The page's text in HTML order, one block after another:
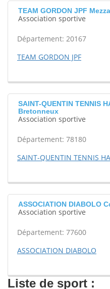
TEAM GORDON JPF
Association sportive
Département: 20167
TEAM GORDON JPF
SAINT-QUENTIN TENNIS
Bretonneux
Association sportive
Département: 78180
SAINT-QUENTIN TENNIS
ASSOCIATION DIABOLO
Association sportive
Département: 77600
ASSOCIATION DIABOLO
Liste de sport :